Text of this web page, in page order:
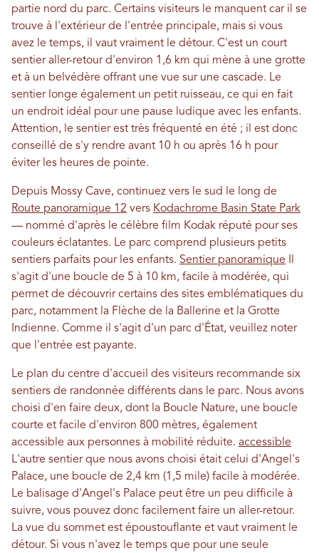
partie nord du parc. Certains visiteurs le manquent car il se
trouve à l'extérieur de l'entrée principale, mais si vous
avez le temps, il vaut vraiment le détour. C'est un court
sentier aller-retour d'environ 1,6 km qui mène à une grotte
et à un belvédère offrant une vue sur une cascade. Le
sentier longe également un petit ruisseau, ce qui en fait
un endroit idéal pour une pause ludique avec les enfants.
Attention, le sentier est très fréquenté en été ; il est donc
conseillé de s'y rendre avant 10 h ou après 16 h pour
éviter les heures de pointe.
Depuis Mossy Cave, continuez vers le sud le long de
Route panoramique 12 vers Kodachrome Basin State Park
— nommé d'après le célèbre film Kodak réputé pour ses
couleurs éclatantes. Le parc comprend plusieurs petits
sentiers parfaits pour les enfants. Sentier panoramique
s'agit d'une boucle de 5 à 10 km, facile à modérée, qui
permet de découvrir certains des sites emblématiques du
parc, notamment la Flèche de la Ballerine et la Grotte
Indienne. Comme il s'agit d'un parc d'État, veuillez noter
que l'entrée est payante.
Le plan du centre d'accueil des visiteurs recommande six
sentiers de randonnée différents dans le parc. Nous avons
choisi d'en faire deux, dont la Boucle Nature, une boucle
courte et facile d'environ 800 mètres, également
accessible aux personnes à mobilité réduite. accessible
L'autre sentier que nous avons choisi était celui d'Angel's
Palace, une boucle de 2,4 km (1,5 mile) facile à modérée.
Le balisage d'Angel's Palace peut être un peu difficile à
suivre, vous pouvez donc facilement faire un aller-retour.
La vue du sommet est époustouflante et vaut vraiment le
détour. Si vous n'avez le temps que pour une seule